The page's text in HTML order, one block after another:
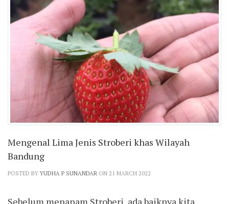
Mengenal Lima Jenis Stroberi khas Wilayah
Bandung
POSTED BY YUDHA P SUNANDAR ON 21 MARCH 2022
Sebelum menanam Stroberi, ada baiknya kita